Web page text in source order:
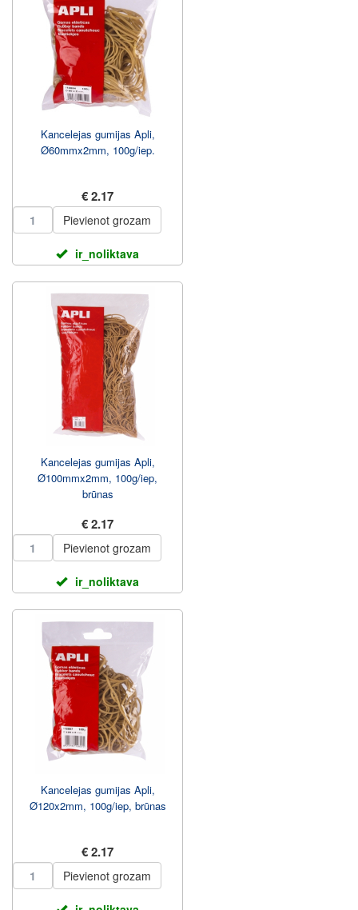
Kancelejas gumijas Apli,
Ø60mmx2mm, 100g/iep.
€ 2.17
Pievienot grozam
ir_noliktava
Kancelejas gumijas Apli,
Ø100mmx2mm, 100g/iep,
brūnas
€ 2.17
Pievienot grozam
ir_noliktava
Kancelejas gumijas Apli,
Ø120x2mm, 100g/iep, brūnas
€ 2.17
Pievienot grozam